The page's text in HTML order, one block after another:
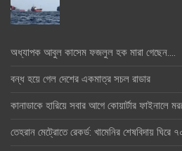
অধ্যাপক আবুল কাসেম ফজলুল হক মারা গেছেন….
বন্ধ হয়ে গেল দেশের একমাত্র সচল রাডার
কানাডাকে হারিয়ে সবার আগে কোয়ার্টার ফাইনালে
তেহরান মেট্রোতে রেকর্ড: খামেনির শেষবিদায় ঘিরে